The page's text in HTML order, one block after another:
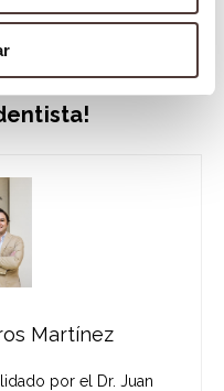
un dentífrico
Martínez
por el Dr. Juan